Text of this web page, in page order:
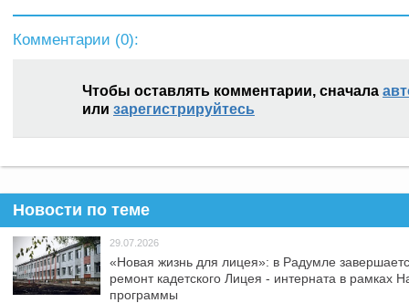
Комментарии (0):
Чтобы оставлять комментарии, сначала
или зарегистрируйтесь
Новости по теме
29.07.2026
«Новая жизнь для лицея»: в Радумле
ремонт кадетского Лицея - интерната в рамках
программы